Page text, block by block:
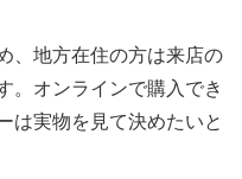
、地方在住の方は来店の
。オンラインで購入でき
は実物を見て決めたいと